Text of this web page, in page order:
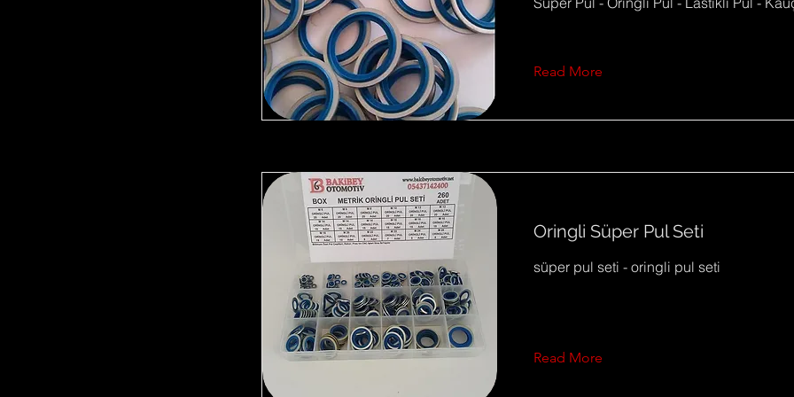
Read More
Oringli Süper Pul Seti
süper pul seti - oringli pul seti
Read More